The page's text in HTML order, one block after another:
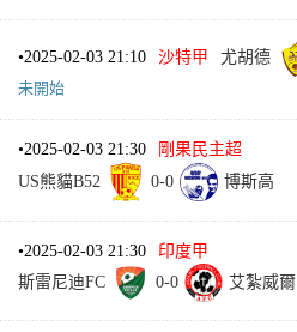
•2025-02-03 21:10 沙特甲 尤胡德
未開始
•2025-02-03 21:30
剛果民主超
US熊貓B52
0-0 博斯高
•2025-02-03 21:30
印度甲
斯雷尼迪FC
0-0 艾紮威爾